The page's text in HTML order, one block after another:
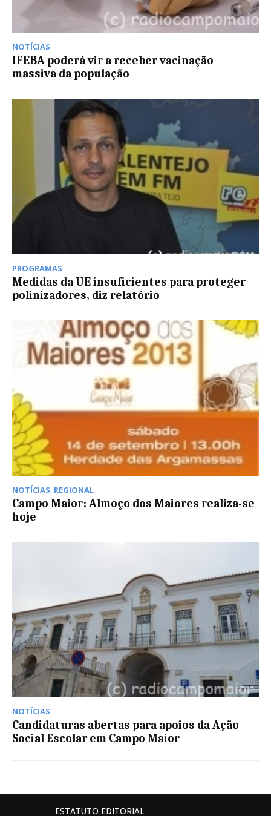
NOTÍCIAS
IFEBA poderá vir a receber vacinação
massiva da população
PROGRAMAS
Medidas da UE insuficientes para proteger
polinizadores, diz relatório
NOTÍCIAS, REGIONAL
Campo Maior: Almoço dos Maiores realiza-se
hoje
NOTÍCIAS
Candidaturas abertas para apoios da Ação
Social Escolar em Campo Maior
ESTATUTO EDITORIAL